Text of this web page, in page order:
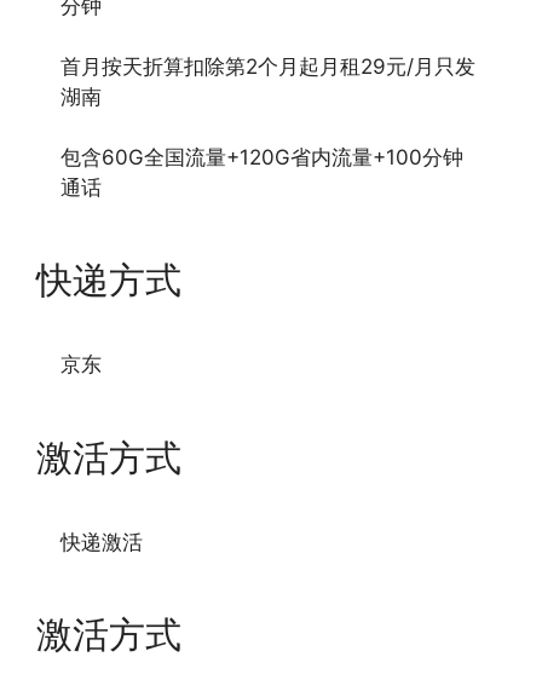
分钟
首月按天折算扣除第2个月起月租29元/月只发
湖南
包含60G全国流量+120G省内流量+100分钟
通话
快递方式
京东
激活方式
快递激活
激活方式